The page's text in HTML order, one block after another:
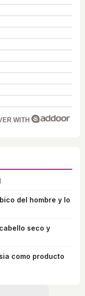
WITH
del hombre y lo
seco y
como producto